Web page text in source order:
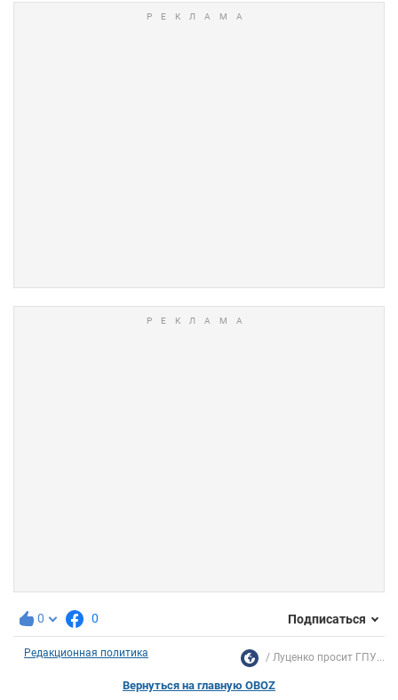
0 0 Подписаться
Редакционная политика Луценко просит ГПУ...
Вернуться на главную OBOZ